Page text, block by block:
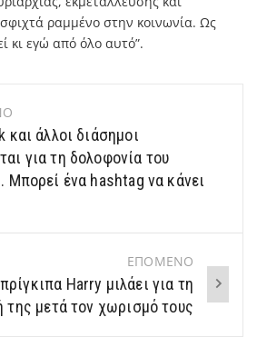
ραμμένο στην κοινωνία. Ως
κι εγώ από όλο αυτό”.
άλλοι διάσημοι
για τη δολοφονία του
Μπορεί ένα hashtag να κάνει
ΕΠΟΜΕΝΟ
Harry μιλάει για τη
της μετά τον χωρισμό τους